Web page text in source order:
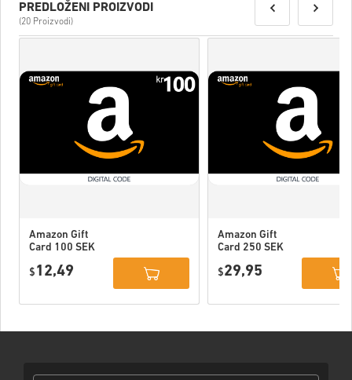
PREDLOŽENI PROIZVODI
(20 Proizvodi)
Amazon Gift
Card 100 SEK
$ 12,49
Amazon Gift
Card 250 SEK
$29,95